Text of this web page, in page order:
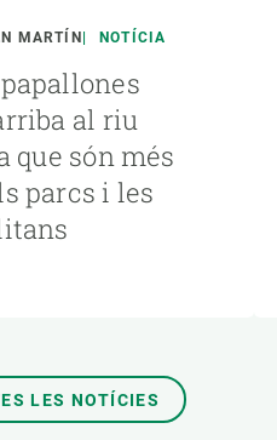
MARTÍN NOTÍCIA
al riu
que són més
parcs i les
LES NOTÍCIES